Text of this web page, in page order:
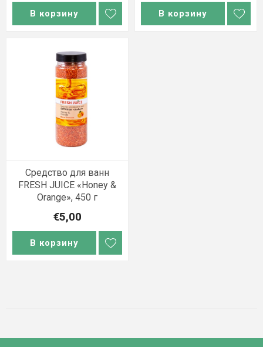
В корзину В корзину
Средство для ванн
FRESH JUICE «Honey &
Orange», 450 г
€5,00
В корзину